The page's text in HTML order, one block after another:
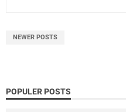
NEWER POSTS
POPULER POSTS